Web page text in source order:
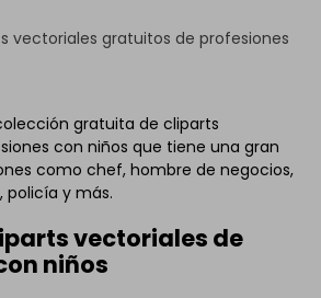
vectoriales gratuitos de profesiones
gratuita de cliparts
con niños que tiene una gran
como chef, hombre de negocios,
y más.
vectoriales de
niños